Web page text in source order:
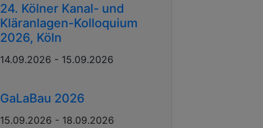
24. Kölner Kanal- und
Kläranlagen-Kolloquium
2026, Köln
14.09.2026 - 15.09.2026
GaLaBau 2026
15.09.2026 - 18.09.2026